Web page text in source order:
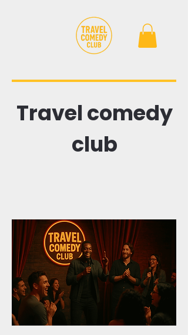
Travel comedy
club